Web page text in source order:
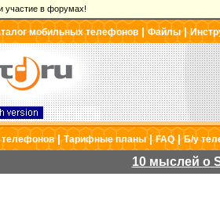
участие в форумах!
мобильных телефонов |Файлы|
|Тарифные планы|FAQ|Б/у
10 мыслей о